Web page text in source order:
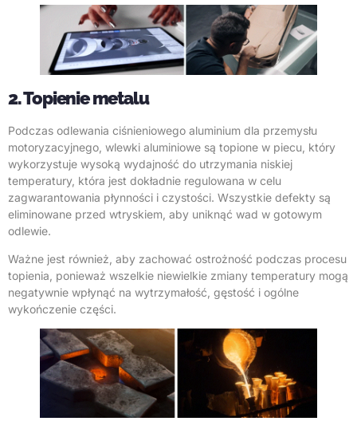
2. Topienie metalu
Podczas odlewania ciśnieniowego aluminium dla przemysłu
motoryzacyjnego, wlewki aluminiowe są topione w piecu, który
wykorzystuje wysoką wydajność do utrzymania niskiej
temperatury, która jest dokładnie regulowana w celu
zagwarantowania płynności i czystości. Wszystkie defekty są
eliminowane przed wtryskiem, aby uniknąć wad w gotowym
odlewie.
Ważne jest również, aby zachować ostrożność podczas procesu
topienia, ponieważ wszelkie niewielkie zmiany temperatury mogą
negatywnie wpłynąć na wytrzymałość, gęstość i ogólne
wykończenie części.